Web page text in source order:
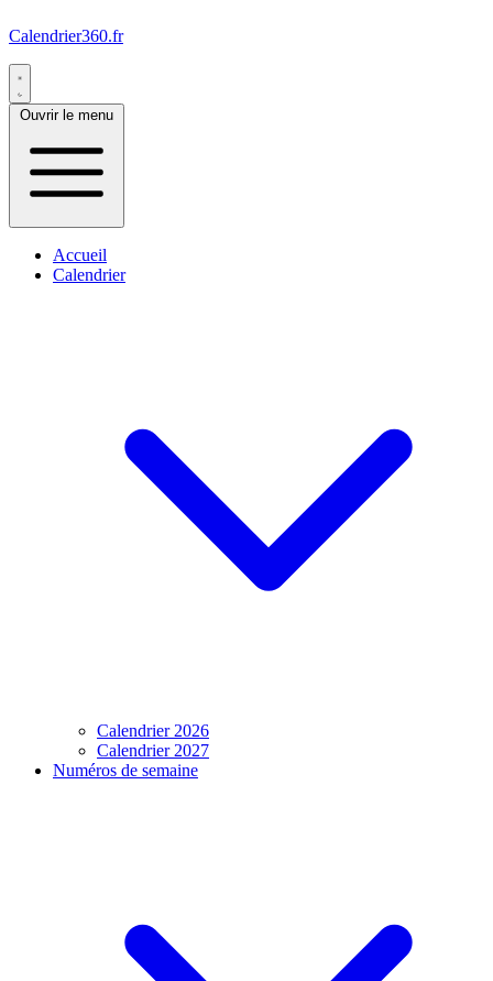
Calendrier360.fr
Ouvrir le menu
Accueil
Calendrier
Calendrier 2026
Calendrier 2027
Numéros de semaine